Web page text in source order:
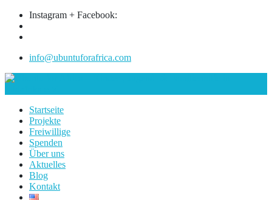
Instagram + Facebook:
info@ubuntuforafrica.com
Startseite
Projekte
Freiwillige
Spenden
Über uns
Aktuelles
Blog
Kontakt